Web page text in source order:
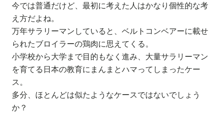
今では普通だけど、最初に考えた人はかなり個性的な考
え方だよね。
万年サラリーマンしていると、ベルトコンベアーに載せ
られたブロイラーの鶏肉に思えてくる。
小学校から大学まで目的もなく進み、大量サラリーマン
を育てる日本の教育にまんまとハマってしまったケー
ス。
多分、ほとんどは似たようなケースではないでしょう
か？